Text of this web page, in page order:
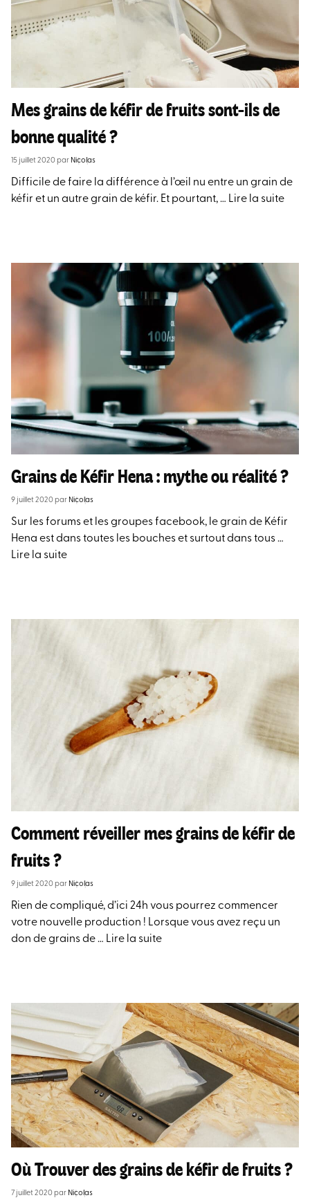
Mes grains de kéfir de fruits sont-ils de
bonne qualité ?
15 juillet 2020par Nicolas
Difficile de faire la différence à l’œil nu entre un grain de
kéfir et un autre grain de kéfir. Et pourtant, … Lire la suite
Grains de Kéfir Hena : mythe ou réalité ?
9 juillet 2020par Nicolas
Sur les forums et les groupes facebook, le grain de Kéfir
Hena est dans toutes les bouches et surtout dans tous …
Lire la suite
Comment réveiller mes grains de kéfir de
fruits ?
9 juillet 2020par Nicolas
Rien de compliqué, d’ici 24h vous pourrez commencer
votre nouvelle production ! Lorsque vous avez reçu un
don de grains de … Lire la suite
Où Trouver des grains de kéfir de fruits ?
7 juillet 2020par Nicolas